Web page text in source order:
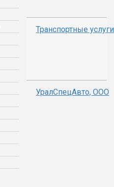
Транспортные услуги
УралСпецАвто, ООО